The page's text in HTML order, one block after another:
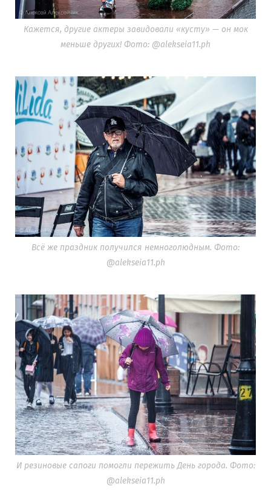
Кажется, другие актеры завидовали «кусту» — он мок
меньше других! Фото: @alekseia11.ph
Всё же праздник получился немноголюдным. Фото:
@alekseia11.ph
И резиновые сапоги помогли пережить День города. Фото:
@alekseia11.ph